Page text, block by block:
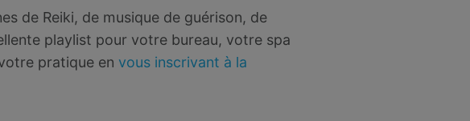
de Reiki, de musique de guérison, de
playlist pour votre bureau, votre spa
pratique en vous inscrivant à la